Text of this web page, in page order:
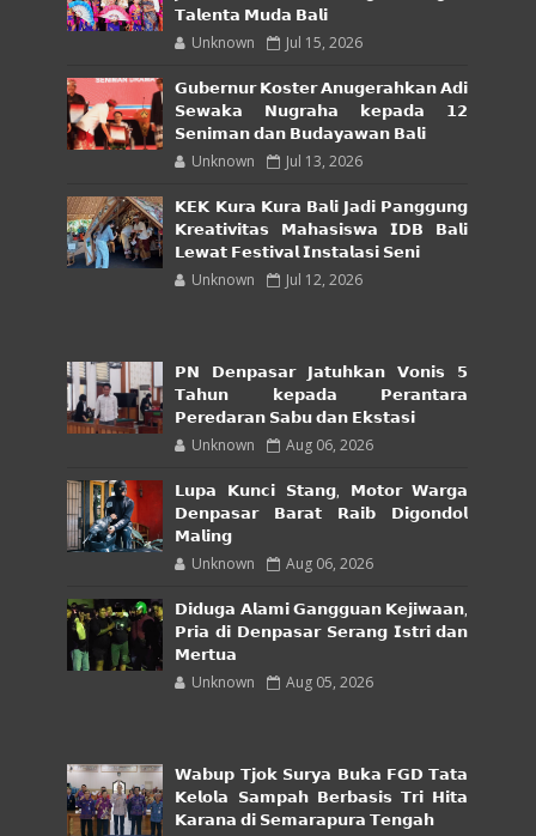
𝗧𝗮𝗹𝗲𝗻𝘁𝗮 𝗠𝘂𝗱𝗮 𝗕𝗮𝗹𝗶
Unknown Jul 15, 2026
𝗚𝘂𝗯𝗲𝗿𝗻𝘂𝗿 𝗞𝗼𝘀𝘁𝗲𝗿 𝗔𝗻𝘂𝗴𝗲𝗿𝗮𝗵𝗸𝗮𝗻 𝗔𝗱𝗶
𝗦𝗲𝘄𝗮𝗸𝗮 𝗡𝘂𝗴𝗿𝗮𝗵𝗮 𝗸𝗲𝗽𝗮𝗱𝗮 𝟭𝟮
𝗦𝗲𝗻𝗶𝗺𝗮𝗻 𝗱𝗮𝗻 𝗕𝘂𝗱𝗮𝘆𝗮𝘄𝗮𝗻 𝗕𝗮𝗹𝗶
Unknown Jul 13, 2026
𝗞𝗘𝗞 𝗞𝘂𝗿𝗮 𝗞𝘂𝗿𝗮 𝗕𝗮𝗹𝗶 𝗝𝗮𝗱𝗶 𝗣𝗮𝗻𝗴𝗴𝘂𝗻𝗴
𝗞𝗿𝗲𝗮𝘁𝗶𝘃𝗶𝘁𝗮𝘀 𝗠𝗮𝗵𝗮𝘀𝗶𝘀𝘄𝗮 𝗜𝗗𝗕 𝗕𝗮𝗹𝗶
𝗟𝗲𝘄𝗮𝘁 𝗙𝗲𝘀𝘁𝗶𝘃𝗮𝗹 𝗜𝗻𝘀𝘁𝗮𝗹𝗮𝘀𝗶 𝗦𝗲𝗻𝗶
Unknown Jul 12, 2026
𝗣𝗡 𝗗𝗲𝗻𝗽𝗮𝘀𝗮𝗿 𝗝𝗮𝘁𝘂𝗵𝗸𝗮𝗻 𝗩𝗼𝗻𝗶𝘀 𝟱
𝗧𝗮𝗵𝘂𝗻 𝗸𝗲𝗽𝗮𝗱𝗮 𝗣𝗲𝗿𝗮𝗻𝘁𝗮𝗿𝗮
𝗣𝗲𝗿𝗲𝗱𝗮𝗿𝗮𝗻 𝗦𝗮𝗯𝘂 𝗱𝗮𝗻 𝗘𝗸𝘀𝘁𝗮𝘀𝗶
Unknown Aug 06, 2026
𝗟𝘂𝗽𝗮 𝗞𝘂𝗻𝗰𝗶 𝗦𝘁𝗮𝗻𝗴, 𝗠𝗼𝘁𝗼𝗿 𝗪𝗮𝗿𝗴𝗮
𝗗𝗲𝗻𝗽𝗮𝘀𝗮𝗿 𝗕𝗮𝗿𝗮𝘁 𝗥𝗮𝗶𝗯 𝗗𝗶𝗴𝗼𝗻𝗱𝗼𝗹
𝗠𝗮𝗹𝗶𝗻𝗴
Unknown Aug 06, 2026
𝗗𝗶𝗱𝘂𝗴𝗮 𝗔𝗹𝗮𝗺𝗶 𝗚𝗮𝗻𝗴𝗴𝘂𝗮𝗻 𝗞𝗲𝗷𝗶𝘄𝗮𝗮𝗻,
𝗣𝗿𝗶𝗮 𝗱𝗶 𝗗𝗲𝗻𝗽𝗮𝘀𝗮𝗿 𝗦𝗲𝗿𝗮𝗻𝗴 𝗜𝘀𝘁𝗿𝗶 𝗱𝗮𝗻
𝗠𝗲𝗿𝘁𝘂𝗮
Unknown Aug 05, 2026
𝗪𝗮𝗯𝘂𝗽 𝗧𝗷𝗼𝗸 𝗦𝘂𝗿𝘆𝗮 𝗕𝘂𝗸𝗮 𝗙𝗚𝗗 𝗧𝗮𝘁𝗮
𝗞𝗲𝗹𝗼𝗹𝗮 𝗦𝗮𝗺𝗽𝗮𝗵 𝗕𝗲𝗿𝗯𝗮𝘀𝗶𝘀 𝗧𝗿𝗶 𝗛𝗶𝘁𝗮
𝗞𝗮𝗿𝗮𝗻𝗮 𝗱𝗶 𝗦𝗲𝗺𝗮𝗿𝗮𝗽𝘂𝗿𝗮 𝗧𝗲𝗻𝗴𝗮𝗵